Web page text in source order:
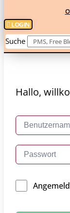
LOGIN
Suche
Hallo,